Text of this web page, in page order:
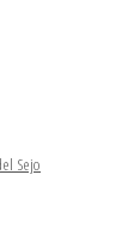
Sejo